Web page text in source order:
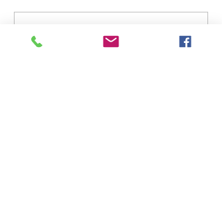
Rédigez un commentaire...